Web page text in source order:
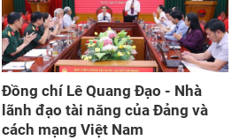
Đồng chí Lê Quang Đạo - Nhà
lãnh đạo tài năng của Đảng và
cách mạng Việt Nam​